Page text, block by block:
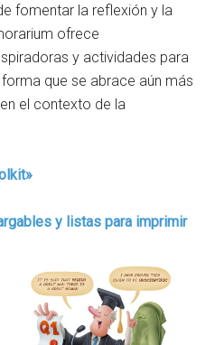
fomentar la reflexión y la
ofrece
y actividades para
que se abrace aún más
el contexto de la
y listas para imprimir